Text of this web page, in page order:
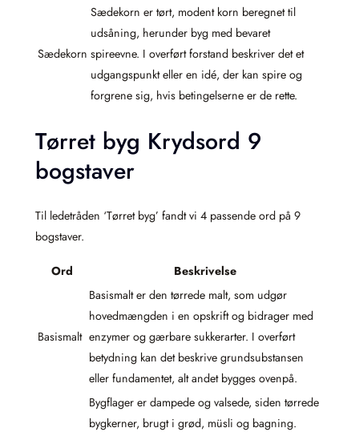
Sædekorn
Sædekorn er tørt, modent korn beregnet til
udsåning, herunder byg med bevaret
spireevne. I overført forstand beskriver det et
udgangspunkt eller en idé, der kan spire og
forgrene sig, hvis betingelserne er de rette.
Tørret byg Krydsord 9
bogstaver
Til ledetråden ‘Tørret byg’ fandt vi 4 passende ord på 9
bogstaver.
Ord Beskrivelse
Basismalt
Basismalt er den tørrede malt, som udgør
hovedmængden i en opskrift og bidrager med
enzymer og gærbare sukkerarter. I overført
betydning kan det beskrive grundsubstansen
eller fundamentet, alt andet bygges ovenpå.
Bygflager er dampede og valsede, siden tørrede
bygkerner, brugt i grød, müsli og bagning.